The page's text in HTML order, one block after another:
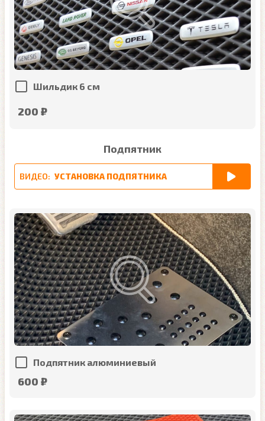
Шильдик 6 см
200 ₽
Подпятник
ВИДЕО: УСТАНОВКА ПОДПЯТНИКА
Подпятник алюминиевый
600 ₽